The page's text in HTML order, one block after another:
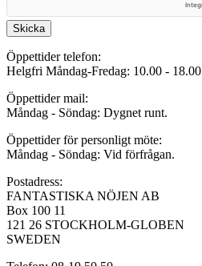
Skicka
Öppettider telefon:
Helgfri Måndag-Fredag: 10.00 - 18.00
Öppettider mail:
Måndag - Söndag: Dygnet runt.
Öppettider för personligt möte:
Måndag - Söndag: Vid förfrågan.
Postadress:
FANTASTISKA NÖJEN AB
Box 100 11
121 26 STOCKHOLM-GLOBEN
SWEDEN